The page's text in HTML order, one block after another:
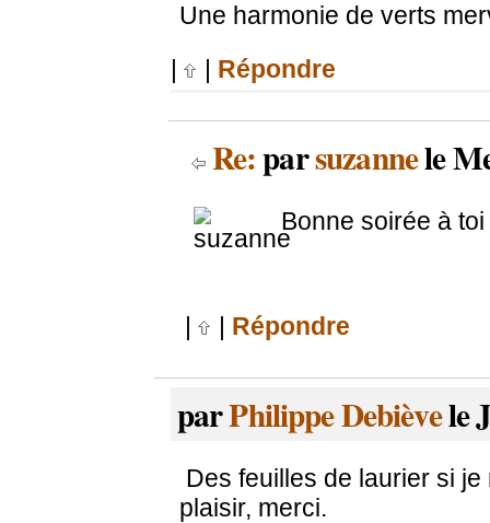
Une harmonie de verts
Répondre
Re:parsuzannele
Bonne soirée à toi
| | Répondre
parPhilippe Debièvele
Des feuilles de laurier si
plaisir, merci.